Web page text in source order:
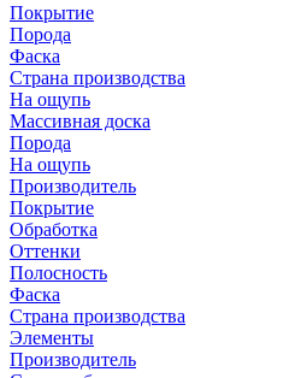
Покрытие
Порода
Фаска
Страна производства
На ощупь
Массивная доска
Порода
На ощупь
Производитель
Покрытие
Обработка
Оттенки
Полосность
Фаска
Страна производства
Элементы
Производитель